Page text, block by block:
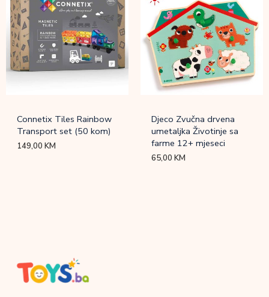
Connetix Tiles Rainbow
Transport set (50 kom)
149,00KM
Djeco Zvučna drvena
umetaljka Životinje sa
farme 12+ mjeseci
65,00KM